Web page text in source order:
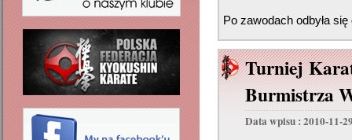
Po zawodach odbyła
Turniej
Burmistrza
Data wpisu : 2010-11-